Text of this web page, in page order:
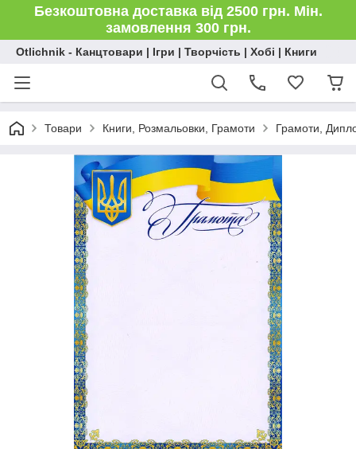
Безкоштовна доставка від 2500 грн. Мін.
замовлення 300 грн.
Otlichnik - Канцтовари | Ігри | Творчість | Хобі | Книги
Товари Книги, Розмальовки, Грамоти Грамоти,